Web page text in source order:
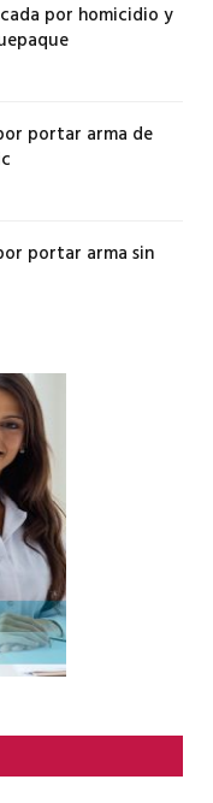
por homicidio y
portar arma de
portar arma sin